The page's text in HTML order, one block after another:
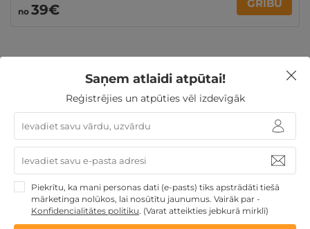
no 39€ GRIBU
Ziemassvētku dāvanas
Dāvanas TĒVA DIENĀ
Dāvanas Sieviešu dienā
Dāvanu idejas
TOP pirktākās
dāvanas
Dāvanas Mātes dienā
3 personu ĢIMENEI
4 personu ĢIMENEI
Dāvanas līdz 100€
Atpūta
diviem
Ģimenes atpūta
Nekādasapkalpošanas un administrācijasmaksas
Saņem atlaidi atpūtai!
Reģistrējies un atpūties vēl izdevīgāk
Piekrītu, ka mani personas dati (e-pasts) tiks apstrādāti tiešā
mārketinga nolūkos, lai nosūtītu jaunumus. Vairāk par -
Konfidencialitātes politiku. (Varat atteikties jebkurā mirklī)